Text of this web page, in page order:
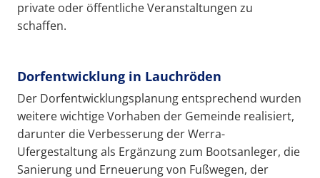
private oder öffentliche Veranstaltungen zu
schaffen.
Dorfentwicklung in Lauchröden
Der Dorfentwicklungsplanung entsprechend wurden
weitere wichtige Vorhaben der Gemeinde realisiert,
darunter die Verbesserung der Werra-
Ufergestaltung als Ergänzung zum Bootsanleger, die
Sanierung und Erneuerung von Fußwegen, der